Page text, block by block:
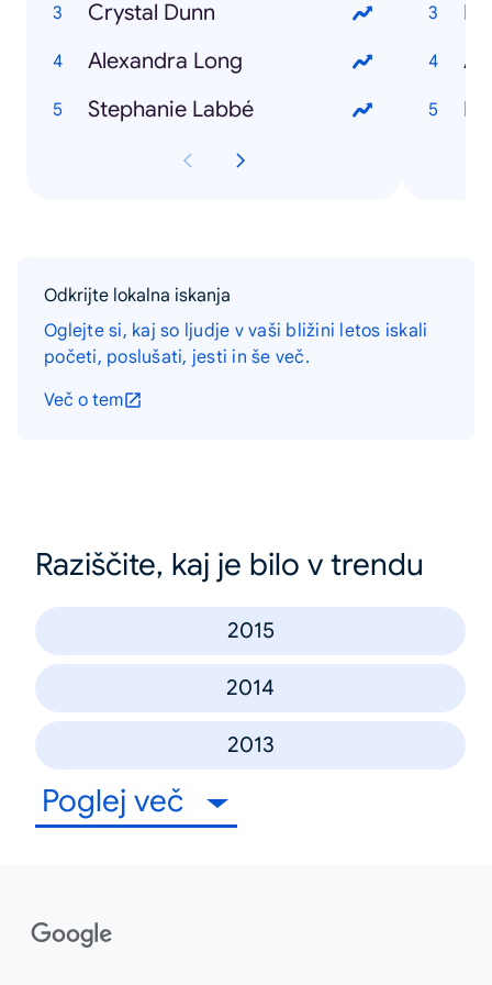
Crystal Dunn
Alexandra Long
Stephanie Labbé
Odkrijte lokalna iskanja
Oglejte si, kaj so ljudje v vaši bližini letos iskali
početi, poslušati, jesti in še več.
Več o tem
Raziščite, kaj je bilo v trendu
2015
2014
2013
Poglej več